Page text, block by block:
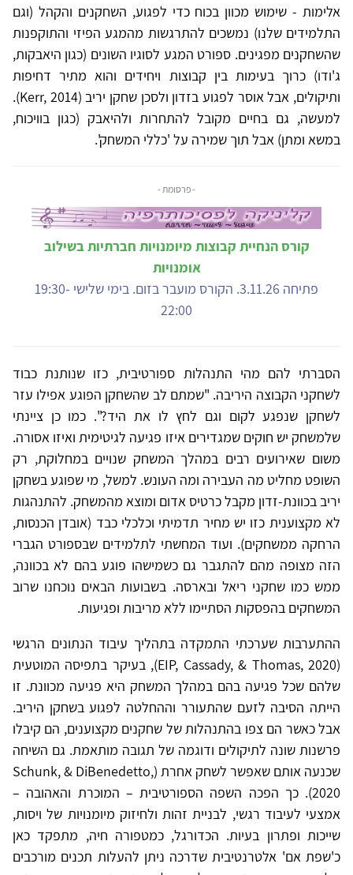
אלימות - שימוש מכוון בכוח כדי לפגוע, השחקנים והקהל (וגם
התלמידים שלנו) נמשכים להתרגשות מהמגע הפיזי והתוקפנות
שהשחקנים מפגינים. ספורט המגע לסוגיו השונים (כגון היאבקות,
ג'ודו) כרוך בעימות בין קבוצות ויחידים והוא מתיר דחיפות
ותיקולים, אבל אוסר לפגוע בזדון ולסכן שחקן יריב (Kerr, 2014).
למעשה, גם בחיים מקובל להתחרות ולהיאבק (כגון בוויכוח,
במשא ומתן) אבל תוך שמירה על 'כללי המשחק'.
- פרסומת -
קורס הנחיית קבוצות מיומנויות חברתיות בשילוב
אומנויות
פתיחה 3.11.26. הקורס מועבר בזום. בימי שלישי 19:30-
22:00
הסברתי להם מהי התנהלות ספורטיבית, כזו שנותנת כבוד
לשחקני הקבוצה היריבה. "שמתם לב שהשחקן הפוגע אפילו עזר
לשחקן שנפגע לקום וגם לחץ לו את היד?". כמו כן ציינתי
שלמשחק יש חוקים שמגדירים איזו פגיעה לגיטימית ואיזו אסורה.
משום שאירועים רבים במהלך המשחק שנויים במחלוקת, רק
השופט מחליט מה העבירה ומה העונש. למשל, מי שפוגע בשחקן
יריב בכוונת-זדון מקבל כרטיס אדום ומוצא מהמשחק. להתנהגות
לא מקצוענית כזו יש מחיר תדמיתי וכלכלי כבד (אובדן הכנסות,
הרחקה ממשחקים). ועוד המחשתי לתלמידים שבספורט הגברי
הזה מצופה מהם להתגבר גם כשמישהו פוגע בהם לא בכוונה,
ממש כמו שחקני ריאל ובארסה. בשבועות הבאים נוכחנו שרוב
המשחקים בהפסקות הסתיימו ללא מריבות ופגיעות.
ההתערבות שערכתי התמקדה בתהליך עיבוד הנתונים הרגשי
(EIP, Cassady, & Thomas, 2020), בעיקר בתפיסה המוטעית
שלהם שכל פגיעה בהם במהלך המשחק היא פגיעה מכוונת. זו
הייתה הסיבה לזעם שהתעורר וההחלטה לפגוע בשחקן היריב.
אבל כאשר הם צפו בהתנהלות של שחקנים מקצוענים, הם קיבלו
פרשנות שונה לתיקולים ודוגמה של תגובה מותאמת. גם השיחה
שכנעה אותם שאפשר לשחק אחרת (Schunk, & DiBenedetto,
2020). כך הפכה השפה הספורטיבית – המוכרת והאהובה –
אמצעי לעיבוד רגשי, לבניית זהות ולחיזוק מיומנויות של ויסות,
שייכות ופתרון בעיות. הכדורגל, כמטפורה חיה, מתפקד כאן
כ'שפת אם' אלטרנטיבית שדרכה ניתן להעלות תכנים מורכבים